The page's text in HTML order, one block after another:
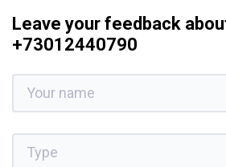
Leave your feedback
+73012440790